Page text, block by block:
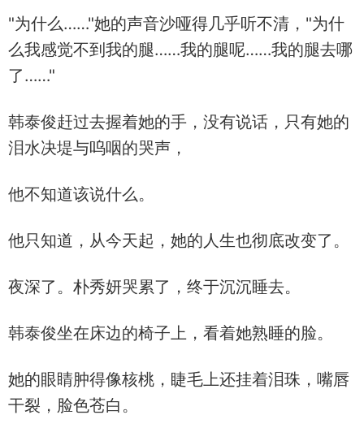
"为什么……"她的声音沙哑得几乎听不清，"为什
么我感觉不到我的腿……我的腿呢……我的腿去哪
了……"
韩泰俊赶过去握着她的手，没有说话，只有她的
泪水决堤与呜咽的哭声，
他不知道该说什么。
他只知道，从今天起，她的人生也彻底改变了。
夜深了。朴秀妍哭累了，终于沉沉睡去。
韩泰俊坐在床边的椅子上，看着她熟睡的脸。
她的眼睛肿得像核桃，睫毛上还挂着泪珠，嘴唇
干裂，脸色苍白。